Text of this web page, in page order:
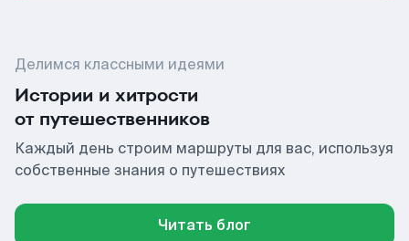
Делимся классными идеями
Истории и хитрости
от путешественников
Каждый день строим маршруты для вас, используя
собственные знания о путешествиях
Читать блог